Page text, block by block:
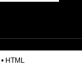
• HTML